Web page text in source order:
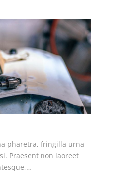
pharetra, fringilla urna
Praesent non laoreet